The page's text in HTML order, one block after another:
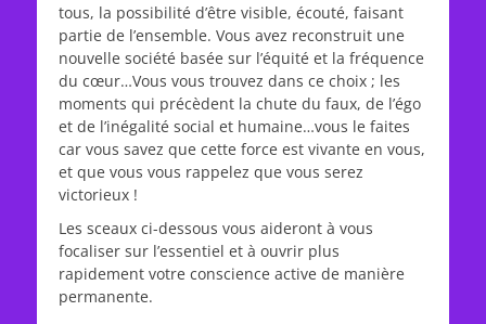
tous, la possibilité d’être visible, écouté, faisant
partie de l’ensemble. Vous avez reconstruit une
nouvelle société basée sur l’équité et la fréquence
du cœur…Vous vous trouvez dans ce choix ; les
moments qui précèdent la chute du faux, de l’égo
et de l’inégalité social et humaine…vous le faites
car vous savez que cette force est vivante en vous,
et que vous vous rappelez que vous serez
victorieux !
Les sceaux ci-dessous vous aideront à vous
focaliser sur l’essentiel et à ouvrir plus
rapidement votre conscience active de manière
permanente.